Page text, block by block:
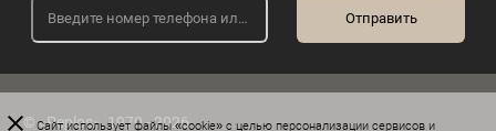
© «Peplos», 1970 - 2026
Сайтиспользует файлы «cookie» с целью персонализации сервисов и